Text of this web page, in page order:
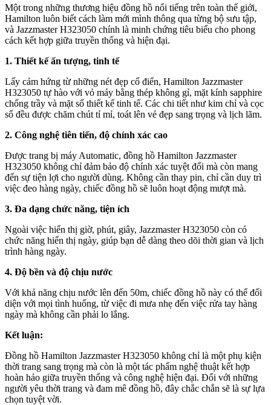
Một trong những thương hiệu đồng hồ nổi tiếng trên toàn thế giới,
Hamilton luôn biết cách làm mới mình thông qua từng bộ sưu tập,
và Jazzmaster H323050 chính là minh chứng tiêu biểu cho phong
cách kết hợp giữa truyền thống và hiện đại.
1. Thiết kế ấn tượng, tinh tế
Lấy cảm hứng từ những nét đẹp cổ điển, Hamilton Jazzmaster
H323050 tự hào với vỏ máy bằng thép không gỉ, mặt kính sapphire
chống trầy và mặt số thiết kế tinh tế. Các chi tiết như kim chỉ và cọc
số đều được chăm chút tỉ mỉ, toát lên vẻ đẹp sang trọng và lịch lãm.
2. Công nghệ tiên tiến, độ chính xác cao
Được trang bị máy Automatic, đồng hồ Hamilton Jazzmaster
H323050 không chỉ đảm bảo độ chính xác tuyệt đối mà còn mang
đến sự tiện lợi cho người dùng. Không cần thay pin, chỉ cần duy trì
việc đeo hàng ngày, chiếc đồng hồ sẽ luôn hoạt động mượt mà.
3. Đa dạng chức năng, tiện ích
Ngoài việc hiển thị giờ, phút, giây, Jazzmaster H323050 còn có
chức năng hiển thị ngày, giúp bạn dễ dàng theo dõi thời gian và lịch
trình hàng ngày.
4. Độ bền và độ chịu nước
Với khả năng chịu nước lên đến 50m, chiếc đồng hồ này có thể đối
diện với mọi tình huống, từ việc đi mưa nhẹ đến việc rửa tay hàng
ngày mà không cần phải lo lắng.
Kết luận:
Đồng hồ Hamilton Jazzmaster H323050 không chỉ là một phụ kiện
thời trang sang trọng mà còn là một tác phẩm nghệ thuật kết hợp
hoàn hảo giữa truyền thống và công nghệ hiện đại. Đối với những
người yêu thời trang và đam mê đồng hồ, đây chắc chắn sẽ là sự lựa
chọn tuyệt vời.